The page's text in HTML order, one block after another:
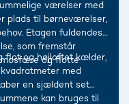
værelser med
plads til børneværelser,
Etagen fuldendes
som fremstår
og flotte
flot og højloftet kælder,
med
en sjældent set
kan bruges til